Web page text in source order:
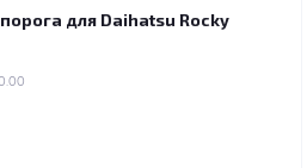
для Daihatsu Rocky